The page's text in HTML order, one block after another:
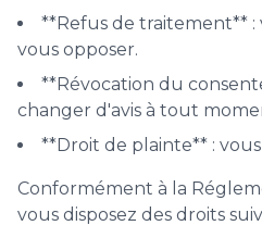
**Refus de traitement** :
vous opposer.
**Révocation du
changer d'avis à tout
**Droit de plainte** : vous
Conformément à la
vous disposez des droits